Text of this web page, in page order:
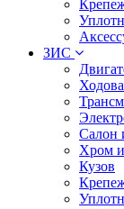
ЗИС
Салон
Хром
Кузов